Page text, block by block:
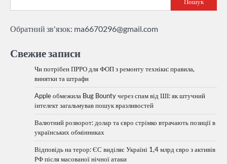
Пошук
Обратний зв'язок: ma6670296@gmail.com
Свежие записи
Чи потрібен ПРРО для ФОП з ремонту техніки: правила,
винятки та штрафи
Apple обмежила Bug Bounty через спам від ШІ: як штучний
інтелект загальмував пошук вразливостей
Валютний розворот: долар та євро стрімко втрачають позиції в
українських обмінниках
Відповідь на терор: ЄС виділяє Україні 1,4 млрд євро з активів
РФ після масованої нічної атаки